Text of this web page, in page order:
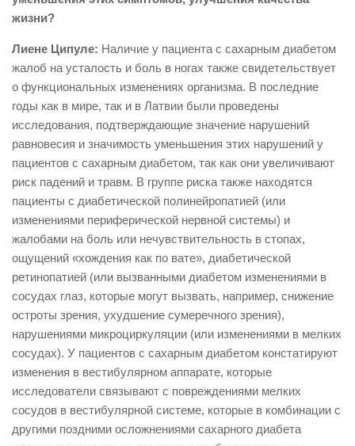
жизни?
Лиене Ципуле: Наличие у пациента с сахарным диабетом
жалоб на усталость и боль в ногах также свидетельствует
о функциональных изменениях организма. В последние
годы как в мире, так и в Латвии были проведены
исследования, подтверждающие значение нарушений
равновесия и значимость уменьшения этих нарушений у
пациентов с сахарным диабетом, так как они увеличивают
риск падений и травм. В группе риска также находятся
пациенты с диабетической полинейропатией (или
изменениями периферической нервной системы) и
жалобами на боль или нечувствительность в стопах,
ощущений «хождения как по вате», диабетической
ретинопатией (или вызванными диабетом изменениями в
сосудах глаз, которые могут вызвать, например, снижение
остроты зрения, ухудшение сумеречного зрения),
нарушениями микроциркуляции (или изменениями в мелких
сосудах). У пациентов с сахарным диабетом констатируют
изменения в вестибулярном аппарате, которые
исследователи связывают с повреждениями мелких
сосудов в вестибулярной системе, которые в комбинации с
другими поздними осложнениями сахарного диабета